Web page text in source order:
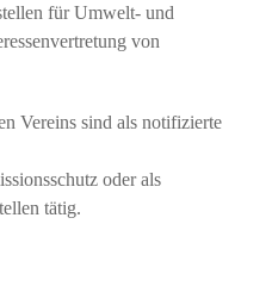
für Umwelt- und
von
Vereins sind als notifizierte
oder als
tätig.